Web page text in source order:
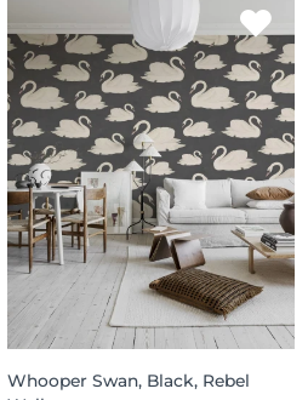
Whooper Swan, Black, Rebel